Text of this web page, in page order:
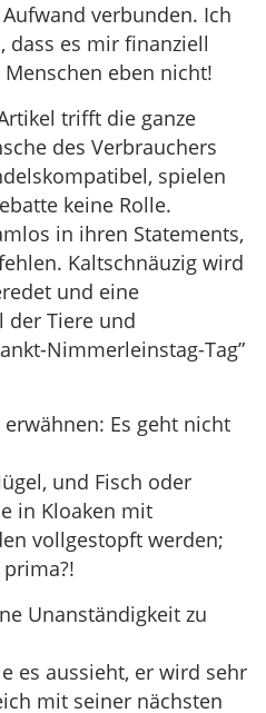
verbunden. Ich
dass es mir finanziell
eben nicht!
trifft die ganze
des Verbrauchers
spielen
keine Rolle.
in ihren Statements,
Kaltschnäuzig wird
und eine
der Tiere und
Nimmerleinstag-Tag”
Es geht nicht
und Fisch oder
in Kloaken mit
vollgestopft werden;
Unanständigkeit zu
es aussieht, er wird sehr
mit seiner nächsten